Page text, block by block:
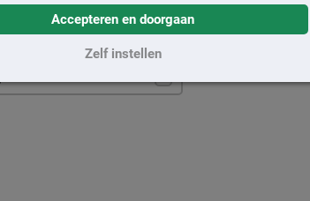
Accepteren en doorgaan
Zelf instellen